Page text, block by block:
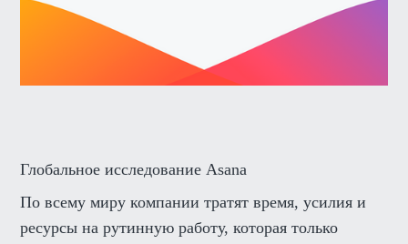
Глобальное исследование Asana
По всему миру компании тратят время, усилия и
ресурсы на рутинную работу, которая только